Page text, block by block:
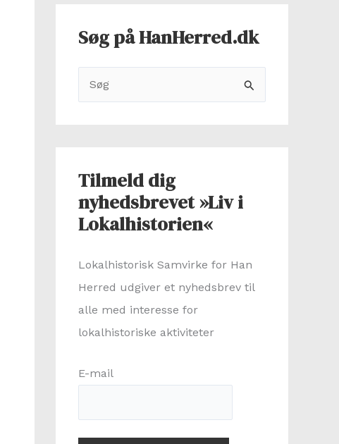
Søg på HanHerred.dk
ø
t
e
r
Tilmeld dig
nyhedsbrevet »Liv i
Lokalhistorien«
Lokalhistorisk Samvirke for Han
Herred udgiver et nyhedsbrev til
alle med interesse for
lokalhistoriske aktiviteter
E-mail